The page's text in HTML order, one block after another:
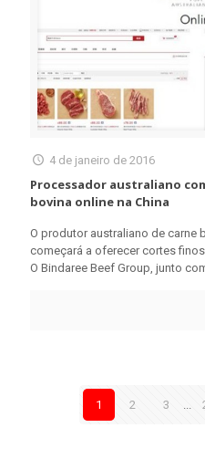
4 de janeiro de 2016
Processador australiano
bovina online na China
O produtor australiano de carne
começará a oferecer cortes
O Bindaree Beef Group, junto
1 2 3 ...